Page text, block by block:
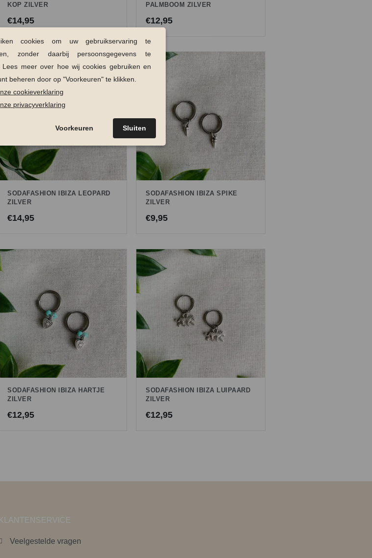
KOP ZILVER
€14,95
PALMBOOM ZILVER
€12,95
SODAFASHION IBIZA LEOPARD
ZILVER
€14,95
SODAFASHION IBIZA SPIKE
ZILVER
€9,95
SODAFASHION IBIZA HARTJE
ZILVER
€12,95
SODAFASHION IBIZA LUIPAARD
ZILVER
€12,95
KLANTENSERVICE
Veelgestelde vragen